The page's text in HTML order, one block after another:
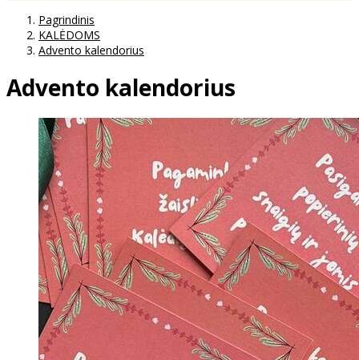
Pagrindinis
KALĖDOMS
Advento kalendorius
Advento kalendorius